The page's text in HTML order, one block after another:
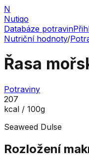
N
Nutiqo
Databáze potravin
Nutriční hodnoty/
Řasa
Potraviny
207
kcal / 100g
Seaweed Dulse
Rozložení